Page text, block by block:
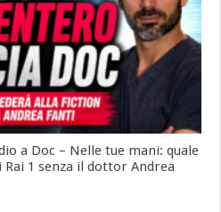
a Doc – Nelle tue mani: quale
1 senza il dottor Andrea